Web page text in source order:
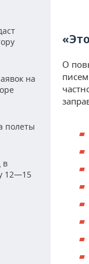
на
полеты
в
12—15
О